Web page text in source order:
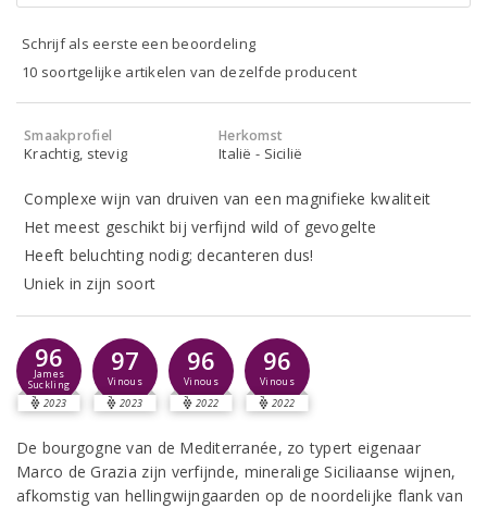
Schrijf als eerste een beoordeling
10 soortgelijke artikelen van dezelfde producent
Smaakprofiel
Krachtig, stevig
Herkomst
Italië - Sicilië
Complexe wijn van druiven van een magnifieke kwaliteit
Het meest geschikt bij verfijnd wild of gevogelte
Heeft beluchting nodig; decanteren dus!
Uniek in zijn soort
96
James
Suckling
2023
97
Vinous
2023
96
Vinous
2022
96
Vinous
2022
De bourgogne van de Mediterranée, zo typert eigenaar
Marco de Grazia zijn verfijnde, mineralige Siciliaanse wijnen,
afkomstig van hellingwijngaarden op de noordelijke flank van